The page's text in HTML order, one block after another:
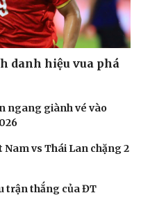
danh hiệu vua phá
ngang giành vé vào
vs Thái Lan chặng 2
trận thắng của ĐT